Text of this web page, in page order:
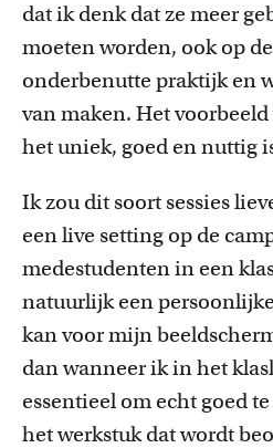
dat ik denk dat ze meer
moeten worden, ook op
onderbenutte praktijk en
van maken. Het
het uniek, goed en nuttig
Ik zou dit soort sessies
een live setting op de
medestudenten in een
natuurlijk een
kan voor mijn
dan wanneer ik in het
essentieel om echt goed
het werkstuk dat wordt